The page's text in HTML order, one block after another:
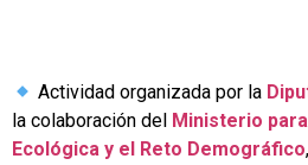
Actividad organizada por la
la colaboración del Ministerio
Ecológica y el Reto Demográfico